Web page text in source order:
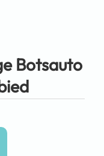
Botsauto